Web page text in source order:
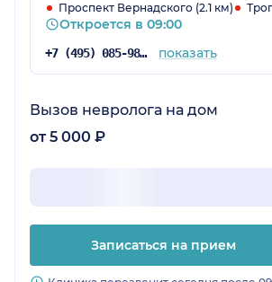
Проспект Вернадского (2.1 км)
Откроется в 09:00
+7 (495) 085-98-16 показать
Вызов невролога на дом
от 5 000 ₽
Записаться на прием